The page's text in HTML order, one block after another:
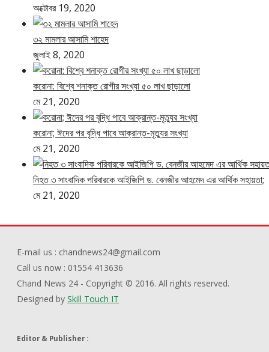
অক্টোবর 19, 2020
৩২ মামলার আসামি শাহেদ
জুলাই 8, 2020
করোনা: বিশ্বে শনাক্ত রোগীর সংখ্যা ৫০ লাখ ছাড়ালো
মে 21, 2020
করোনা; ঈদের পর বৃদ্ধি পাবে আক্রান্ত-মৃত্যুর সংখ্যা
মে 21, 2020
নিহত ৩ সাংবাদিক পরিবারকে আইজিপি ড. বেনজীর আহমেদ এর আর্থিক সহায়তা;
মে 21, 2020
E-mail us : chandnews24@gmail.com
Call us now : 01554 413636
Chand News 24 - Copyright © 2016. All rights reserved.
Designed bySkill Touch IT
Editor & Publisher :